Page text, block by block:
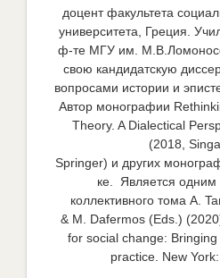
доцент факультета
университета, Греция.
ф-те МГУ им.
свою кандидатскую
вопросами истории и
Автор монографии
Theory. A Dialectical
(2018,
Springer) и других
ке. Является одним
коллективного тома A.
& M. Dafermos (Eds.)
for social change:
practice. New